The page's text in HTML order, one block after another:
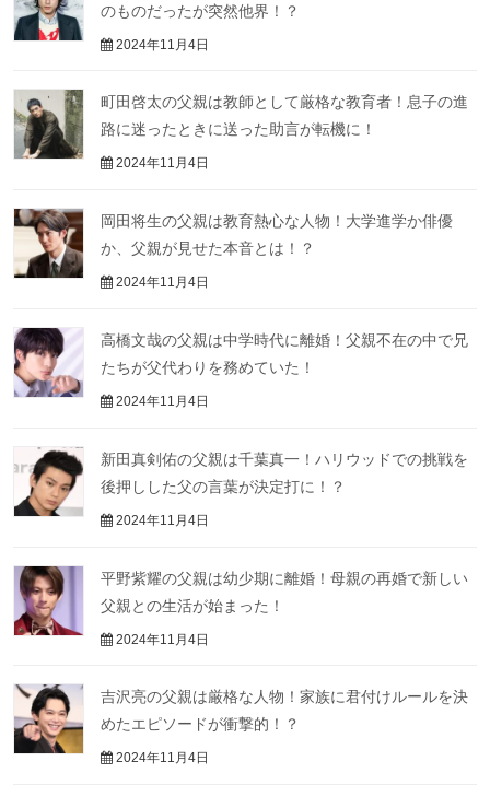
のものだったが突然他界！？
2024年11月4日
町田啓太の父親は教師として厳格な教育者！息子の進
路に迷ったときに送った助言が転機に！
2024年11月4日
岡田将生の父親は教育熱心な人物！大学進学か俳優
か、父親が見せた本音とは！？
2024年11月4日
高橋文哉の父親は中学時代に離婚！父親不在の中で兄
たちが父代わりを務めていた！
2024年11月4日
新田真剣佑の父親は千葉真一！ハリウッドでの挑戦を
後押しした父の言葉が決定打に！？
2024年11月4日
平野紫耀の父親は幼少期に離婚！母親の再婚で新しい
父親との生活が始まった！
2024年11月4日
吉沢亮の父親は厳格な人物！家族に君付けルールを決
めたエピソードが衝撃的！？
2024年11月4日